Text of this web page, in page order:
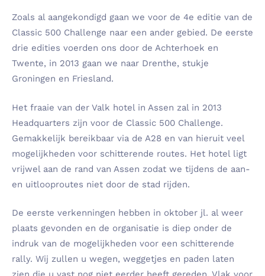
Zoals al aangekondigd gaan we voor de 4e editie van de
Classic 500 Challenge naar een ander gebied. De eerste
drie edities voerden ons door de Achterhoek en
Twente, in 2013 gaan we naar Drenthe, stukje
Groningen en Friesland.
Het fraaie van der Valk hotel in Assen zal in 2013
Headquarters zijn voor de Classic 500 Challenge.
Gemakkelijk bereikbaar via de A28 en van hieruit veel
mogelijkheden voor schitterende routes. Het hotel ligt
vrijwel aan de rand van Assen zodat we tijdens de aan-
en uitlooproutes niet door de stad rijden.
De eerste verkenningen hebben in oktober jl. al weer
plaats gevonden en de organisatie is diep onder de
indruk van de mogelijkheden voor een schitterende
rally. Wij zullen u wegen, weggetjes en paden laten